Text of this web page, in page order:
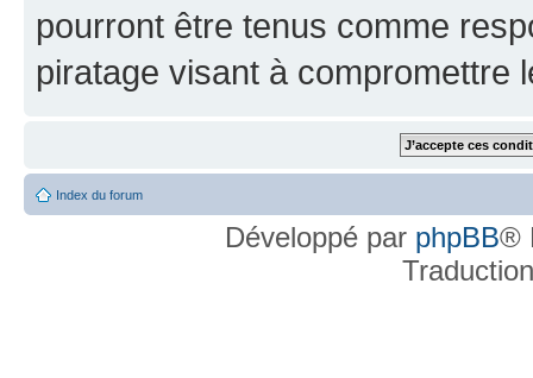
pourront être tenus comme
piratage visant à compromettre
Index du forum
Développé par phpBB®